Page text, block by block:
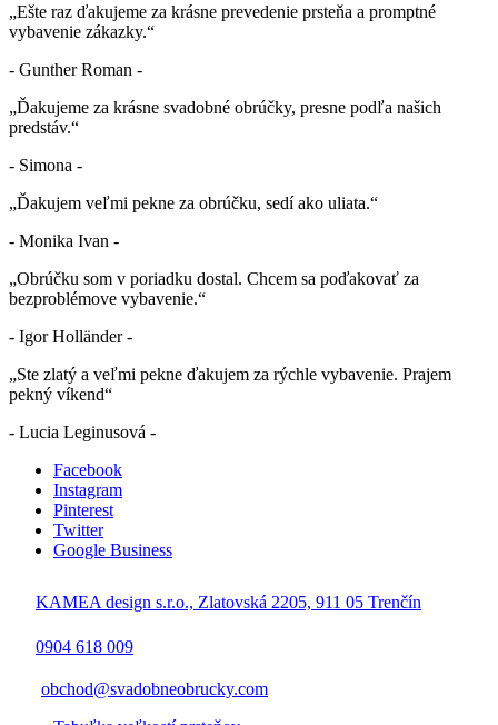
„Ešte raz ďakujeme za krásne prevedenie prsteňa a promptné
vybavenie zákazky.“
- Gunther Roman -
„Ďakujeme za krásne svadobné obrúčky, presne podľa našich
predstáv.“
- Simona -
„Ďakujem veľmi pekne za obrúčku, sedí ako uliata.“
- Monika Ivan -
„Obrúčku som v poriadku dostal. Chcem sa poďakovať za
bezproblémove vybavenie.“
- Igor Holländer -
„Ste zlatý a veľmi pekne ďakujem za rýchle vybavenie. Prajem
pekný víkend“
- Lucia Leginusová -
Facebook
Instagram
Pinterest
Twitter
Google Business
KAMEA design s.r.o., Zlatovská 2205, 911 05 Trenčín
0904 618 009
obchod@svadobneobrucky.com